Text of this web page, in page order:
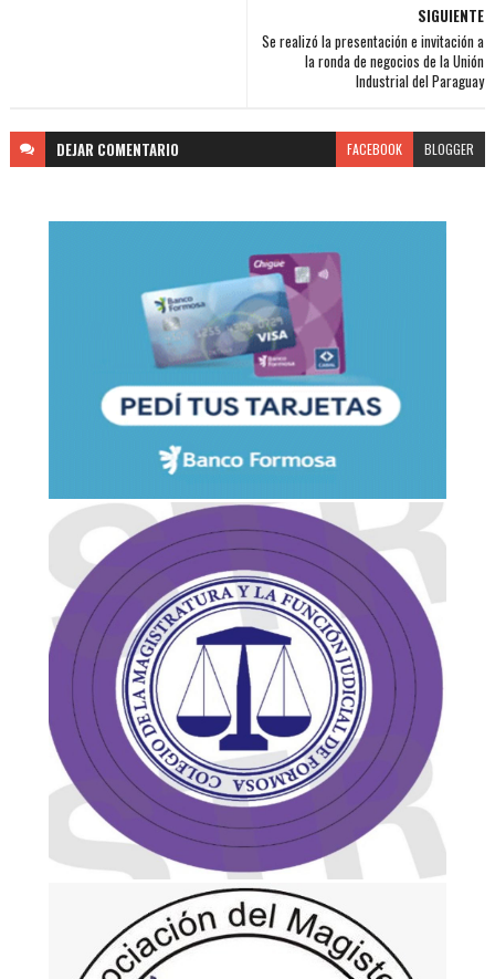
SIGUIENTE
Se realizó la presentación e invitación a
la ronda de negocios de la Unión
Industrial del Paraguay
DEJAR COMENTARIO FACEBOOK BLOGGER